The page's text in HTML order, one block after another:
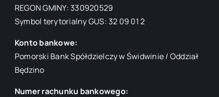
REGON GMINY: 330920529
Symbol terytorialny GUS: 32 09 01 2
Konto bankowe:
Pomorski Bank Spółdzielczy w Świdwinie / Oddział
Będzino
Numer rachunku bankowego: